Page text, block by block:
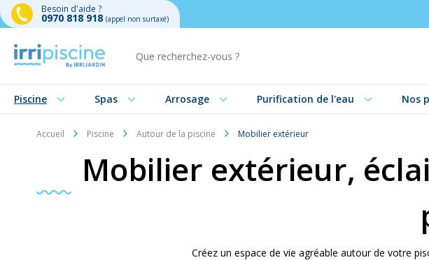
Besoin d'aide ?
0970 818 918 (appel non surtaxé)
Piscine Spas Arrosage Purification de l'eau Nos
Accueil Piscine Autour de la piscine Mobilier extérieur
Mobilier extérieur,
Créez un espace de vie agréable autour de votre